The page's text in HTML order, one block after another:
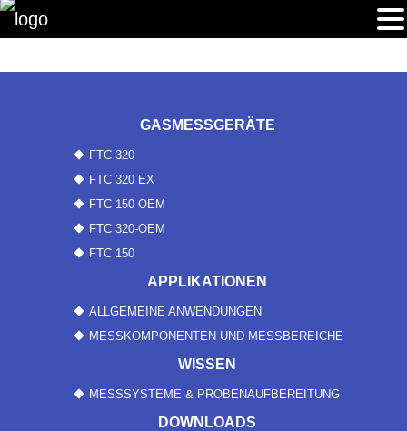
GASMESSGERÄTE
FTC 320
FTC 320 EX
FTC 150-OEM
FTC 320-OEM
FTC 150
APPLIKATIONEN
ALLGEMEINE ANWENDUNGEN
MESSKOMPONENTEN UND MESSBEREICHE
WISSEN
MESSSYSTEME & PROBENAUFBEREITUNG
DOWNLOADS